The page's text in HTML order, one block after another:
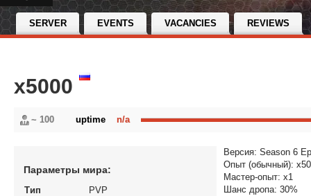
SERVER EVENTS VACANCIES REVIEWS
x5000
~ 100 n/a
uptime
Параметры мира:
Тип
PVP
Версия: Season 6
Опыт (обычный):
Мастер-опыт: x1
Шанс дропа: 30%